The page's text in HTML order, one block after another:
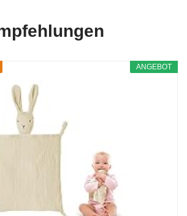
ANGEBOT